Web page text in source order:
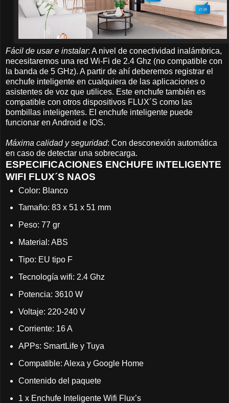
Fácil de usar e instalar: A nivel de conectividad inalámbrica,
necesitaremos una red Wi-Fi de 2.4 Ghz (no compatible con
la banda de 5 GHz). A partir de ahí deberemos registrar el
enchufe inteligente en cualquiera de las aplicaciones o
asistentes de voz que utilices. Este enchufe también es
compatible con otros dispositivos FLUX´S como las
bombillas inteligentes. El enchufe inteligente puede
funcionar en Android e IOS.
Máxima calidad y seguridad: Con desconexión automática
en caso de detectar una sobrecarga.
ESPECIFICACIONES ENCHUFE INTELIGENTE
WIFI FLUX´S NAOS
Color: Blanco
Tamaño: 83 x 51 x 51 mm
Peso: 77 gr
Material: ABS
Tipo: EU tipo F
Tecnología wifi: 2.4 Ghz
Potencia: 3610 W
Voltaje: 220-240 V
Corriente: 16 A
APPs: SmartLife y Tuya
Compatible: Alexa y Google Home
Contenido del paquete
1 x Enchufe Inteligente Wifi Flux’s